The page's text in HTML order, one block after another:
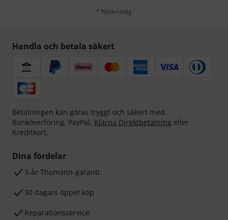
* Nödvändig
Handla och betala säkert
Betalningen kan göras tryggt och säkert med
Banköverföring, PayPal, Klarna Direktbetalning eller
Kreditkort.
Dina fördelar
3-år Thomann-garanti
30 dagars öppet köp
Reparationsservice